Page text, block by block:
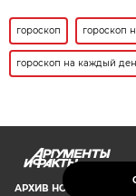
гороскоп гороскоп
гороскоп на каждый
AIF.BY
АРХИВ НОМЕРОВ